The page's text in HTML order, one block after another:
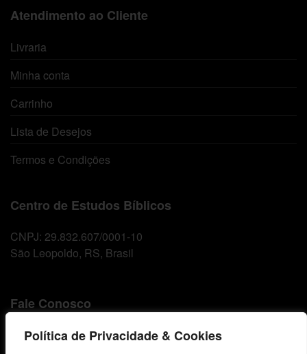
Política de Privacidade & Cookies
Atendimento ao Cliente
Livraria
Minha conta
Carrinho
Lista de Desejos
Termos e Condições
Centro de Estudos Bíblicos
CNPJ: 29.832.607/0001-10
São Leopoldo, RS, Brasil
Fale Conosco
E-mails